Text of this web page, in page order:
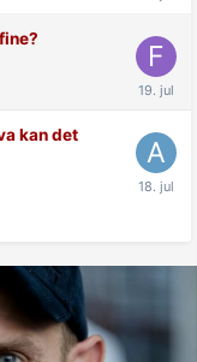
kan det